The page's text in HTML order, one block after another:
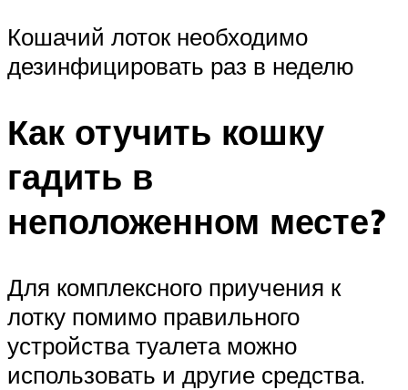
Кошачий лоток необходимо
дезинфицировать раз в неделю
Как отучить кошку
гадить в
неположенном месте?
Для комплексного приучения к
лотку помимо правильного
устройства туалета можно
использовать и другие средства.